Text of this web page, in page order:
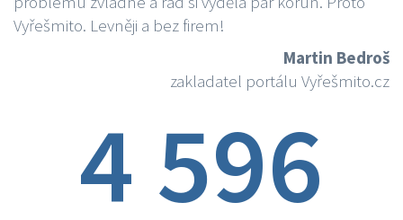
Vyřešmito. Levněji a bez firem!
Martin Bedroš
zakladatel portálu Vyřešmito.cz
4 596